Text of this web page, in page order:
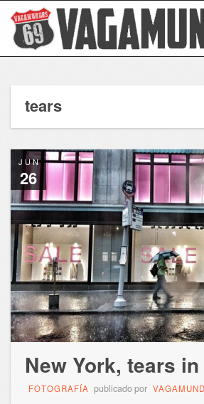
tears
JUN
26
New York, tears
FOTOGRAFÍA publicado por